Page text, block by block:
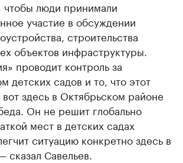
чтобы люди принимали
участие в обсуждении
строительства
объектов инфраструктуры.
проводит контроль за
детских садов и то, что этот
здесь в Октябрьском районе
Он не решит глобально
мест в детских садах
ситуацию конкретно здесь в
сказал Савельев.